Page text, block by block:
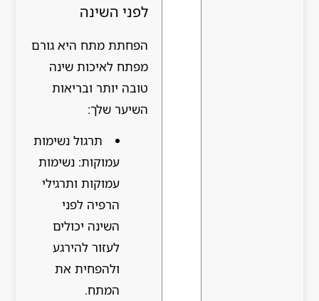
לפני השינה
הפחתת מתח היא גורם
מפתח לאיכות שינה
טובה יותר ובריאות
השיער שלך:
תרגול נשימות
עמוקות: נשימות
עמוקות ותרגילי
הרפיה לפני
השינה יכולים
לעזור להירגע
ולהפחית את
המתח.